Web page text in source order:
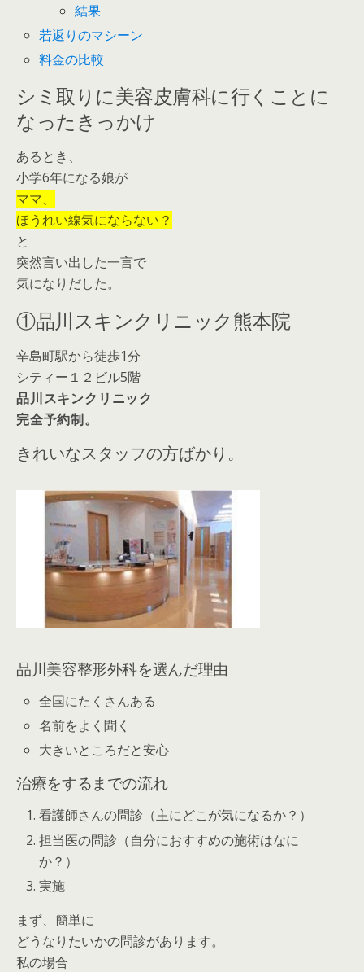
結果
若返りのマシーン
料金の比較
シミ取りに美容皮膚科に行くことに
なったきっかけ
あるとき、
小学6年になる娘が
ママ、
ほうれい線気にならない？
と
突然言い出した一言で
気になりだした。
①品川スキンクリニック熊本院
辛島町駅から徒歩1分
シティー１２ビル5階
品川スキンクリニック
完全予約制。
きれいなスタッフの方ばかり。
品川美容整形外科を選んだ理由
全国にたくさんある
名前をよく聞く
大きいところだと安心
治療をするまでの流れ
看護師さんの問診（主にどこが気になるか？）
担当医の問診（自分におすすめの施術はなに
か？）
実施
まず、簡単に
どうなりたいかの問診があります。
私の場合